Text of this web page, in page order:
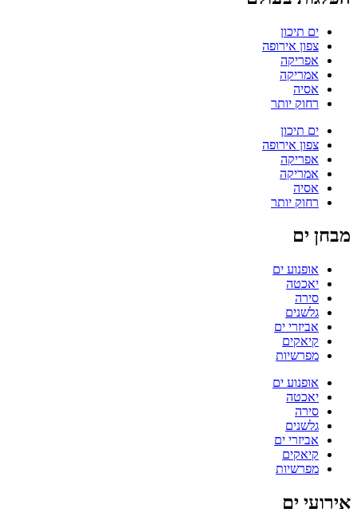
ים תיכון
צפון אירופה
אפריקה
אמריקה
אסיה
רחוק יותר
ים תיכון
צפון אירופה
אפריקה
אמריקה
אסיה
רחוק יותר
מבחן ים
אופנוע ים
יאכטה
סירה
גלשנים
אביזרי ים
קיאקים
מפרשיות
אופנוע ים
יאכטה
סירה
גלשנים
אביזרי ים
קיאקים
מפרשיות
אירועי ים